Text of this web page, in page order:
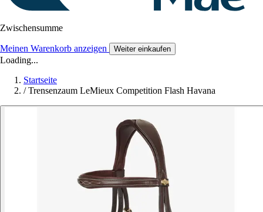
Zwischensumme
Meinen Warenkorb anzeigen Weiter einkaufen
Loading...
Startseite
/ Trensenzaum LeMieux Competition Flash Havana